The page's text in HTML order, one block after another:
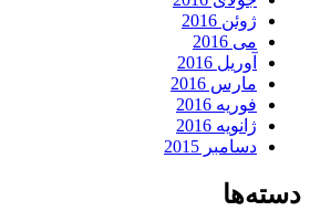
ژوئن 2016
می 2016
آوریل 2016
مارس 2016
فوریه 2016
ژانویه 2016
دسامبر 2015
دسته‌ها